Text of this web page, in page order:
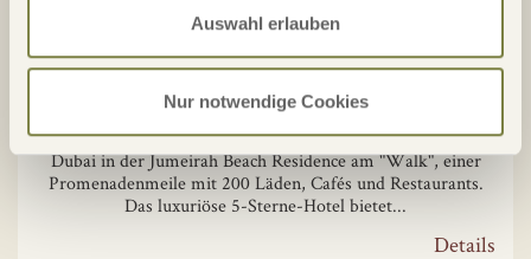
Auswahl erlauben
Nur notwendige Cookies
Neues 5-Sterne Jumeirah Beach Hotel im Herzen von New
Dubai in der Jumeirah Beach Residence am "Walk", einer
Promenadenmeile mit 200 Läden, Cafés und Restaurants.
Das luxuriöse 5-Sterne-Hotel bietet...
Details